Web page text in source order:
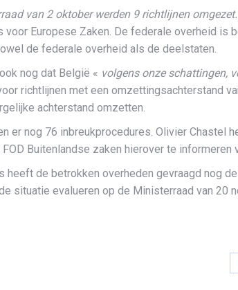
van 2 oktober werden 9 richtlijnen
Europese Zaken. De federale overheid is
de federale overheid als de deelstaten.
nog dat België « volgens onze schattingen,
richtlijnen met een omzettingsachterstand
achterstand omzetten.
er nog 76 inbreukprocedures. Olivier Chastel
Buitenlandse zaken hierover te informeren
heeft de betrokken overheden gevraagd nog
situatie evalueren op de Ministerraad van 20